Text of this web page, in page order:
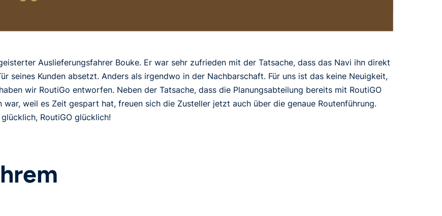
Auslieferungsfahrer Bouke. Er war sehr zufrieden mit der Tatsache, dass das Navi ihn direkt
seines Kunden absetzt. Anders als irgendwo in der Nachbarschaft. Für uns ist das keine Neuigkeit,
wir RoutiGo entworfen. Neben der Tatsache, dass die Planungsabteilung bereits mit RoutiGO
war, weil es Zeit gespart hat, freuen sich die Zusteller jetzt auch über die genaue Routenführung.
RoutiGO glücklich!